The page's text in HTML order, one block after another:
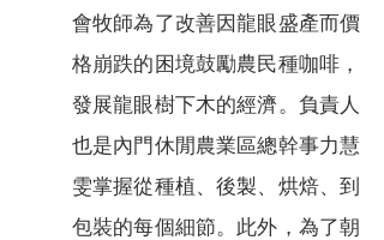
會牧師為了改善因龍眼盛產而價
格崩跌的困境鼓勵農民種咖啡，
發展龍眼樹下木的經濟。負責人
也是內門休閒農業區總幹事力慧
雯掌握從種植、後製、烘焙、到
包裝的每個細節。此外，為了朝